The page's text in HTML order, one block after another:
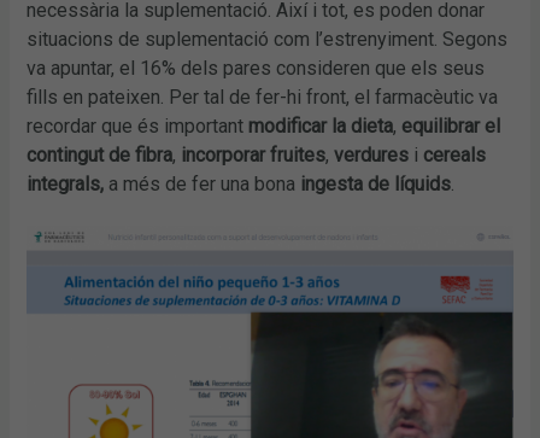
necessària la suplementació. Així i tot, es poden donar
situacions de suplementació com l’estrenyiment. Segons
va apuntar, el 16% dels pares consideren que els seus
fills en pateixen. Per tal de fer-hi front, el farmacèutic va
recordar que és important modificar la dieta, equilibrar el
contingut de fibra, incorporar fruites,verdures i cereals
integrals, a més de fer una bona ingesta de líquids.